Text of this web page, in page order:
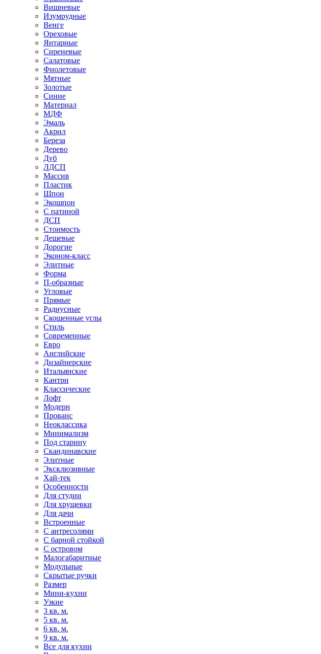
Вишневые
Изумрудные
Венге
Ореховые
Янтарные
Сиреневые
Салатовые
Фиолетовые
Мятные
Золотые
Синие
Материал
МДФ
Эмаль
Акрил
Береза
Дерево
Дуб
ЛДСП
Массив
Пластик
Шпон
Экошпон
С патиной
ДСП
Стоимость
Дешевые
Дорогие
Эконом-класс
Элитные
Форма
П-образные
Угловые
Прямые
Радиусные
Скошенные углы
Стиль
Современные
Евро
Английские
Дизайнерские
Итальянские
Кантри
Классические
Лофт
Модерн
Прованс
Неоклассика
Минимализм
Под старину
Скандинавские
Элитные
Эксклюзивные
Хай-тек
Особенности
Для студии
Для хрущевки
Для дачи
Встроенные
С антресолями
С барной стойкой
С островом
Малогабаритные
Модульные
Скрытые ручки
Размер
Мини-кухни
Узкие
3 кв. м.
5 кв. м.
6 кв. м.
9 кв. м.
Все для кухни